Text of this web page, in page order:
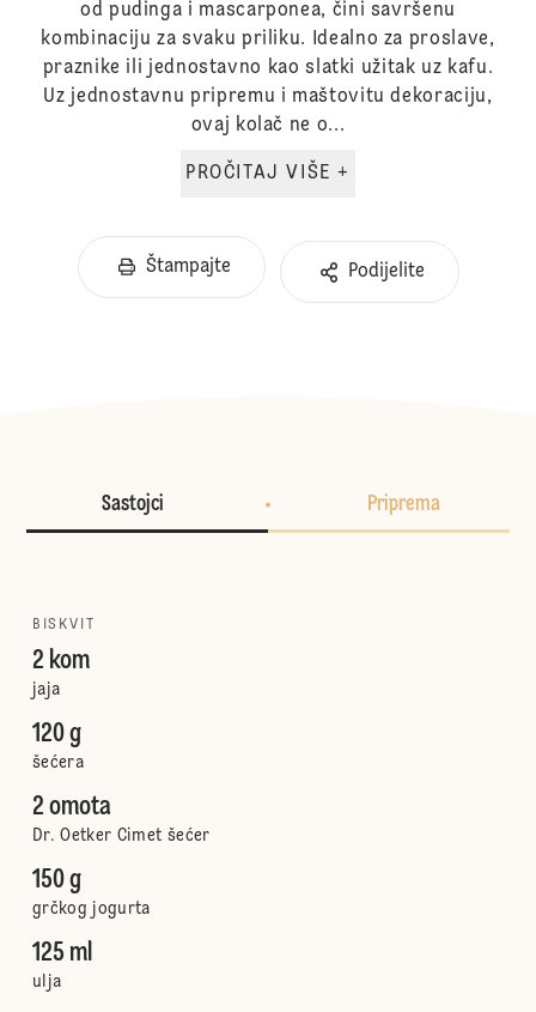
od pudinga i mascarponea, čini savršenu
kombinaciju za svaku priliku. Idealno za proslave,
praznike ili jednostavno kao slatki užitak uz kafu.
Uz jednostavnu pripremu i maštovitu dekoraciju,
ovaj kolač ne o...
PROČITAJ VIŠE +
Štampajte Podijelite
Sastojci Priprema
BISKVIT
2 kom
jaja
120 g
šećera
2 omota
Dr. Oetker Cimet šećer
150 g
grčkog jogurta
125 ml
ulja